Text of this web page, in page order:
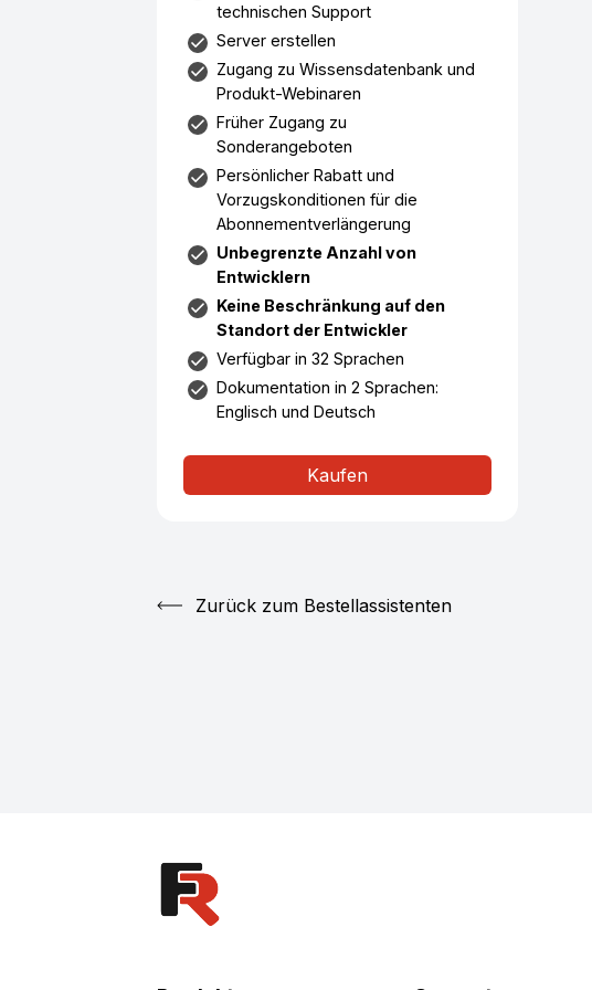
technischen Support
Server erstellen
Zugang zu Wissensdatenbank und
Produkt-Webinaren
Früher Zugang zu
Sonderangeboten
Persönlicher Rabatt und
Vorzugskonditionen für die
Abonnementverlängerung
Unbegrenzte Anzahl von
Entwicklern
Keine Beschränkung auf den
Standort der Entwickler
Verfügbar in 32 Sprachen
Dokumentation in 2 Sprachen:
Englisch und Deutsch
Kaufen
Zurück zum Bestellassistenten